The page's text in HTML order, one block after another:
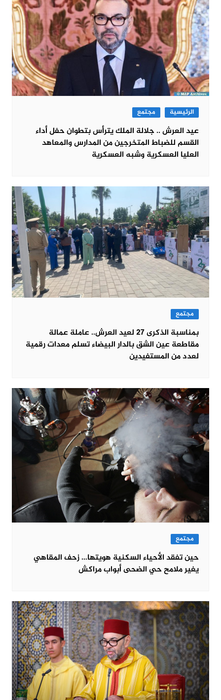
الرئيسية مجتمع
عيد العرش .. جلالة الملك يترأس بتطوان حفل أداء
القسم للضباط المتخرجين من المدارس والمعاهد
العليا العسكرية وشبه العسكرية
مجتمع
بمناسبة الذكرى 27 لعيد العرش.. عاملة عمالة
مقاطعة عين الشق بالدار البيضاء تسلم معدات رقمية
لعدد من المستفيدين
مجتمع
حين تفقد الأحياء السكنية هويتها… زحف المقاهي
يغير ملامح حي الضحى أبواب مراكش